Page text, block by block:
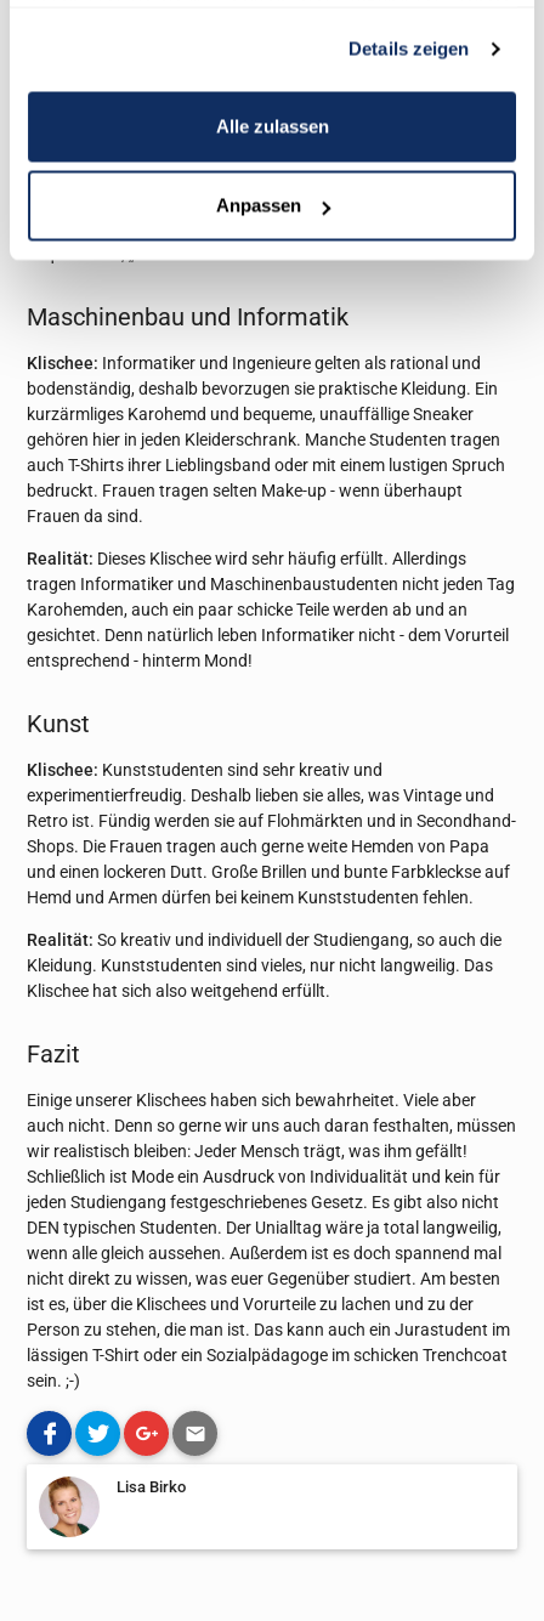
Details zeigen
Alle zulassen
Anpassen
das vergangene Rockkonzert oder Indie-Pop-Festival erinnern.
nur „Hardcore-Sandalen-Ökos“ auf. Viele kleiden sich zwar bunt
und ein bisschen ausgeflippt, aber oft sind auch „Normalos“ in
Maschinenbau und Informatik
Klischee: Informatiker und Ingenieure gelten als rational und
bodenständig, deshalb bevorzugen sie praktische Kleidung. Ein
kurzärmliges Karohemd und bequeme, unauffällige Sneaker
gehören hier in jeden Kleiderschrank. Manche Studenten tragen
auch T-Shirts ihrer Lieblingsband oder mit einem lustigen Spruch
bedruckt. Frauen tragen selten Make-up - wenn überhaupt
Frauen da sind.
Realität: Dieses Klischee wird sehr häufig erfüllt. Allerdings
tragen Informatiker und Maschinenbaustudenten nicht jeden Tag
Karohemden, auch ein paar schicke Teile werden ab und an
gesichtet. Denn natürlich leben Informatiker nicht - dem Vorurteil
entsprechend - hinterm Mond!
Kunst
Klischee: Kunststudenten sind sehr kreativ und
experimentierfreudig. Deshalb lieben sie alles, was Vintage und
Retro ist. Fündig werden sie auf Flohmärkten und in Secondhand-
Shops. Die Frauen tragen auch gerne weite Hemden von Papa
und einen lockeren Dutt. Große Brillen und bunte Farbkleckse auf
Hemd und Armen dürfen bei keinem Kunststudenten fehlen.
Realität: So kreativ und individuell der Studiengang, so auch die
Kleidung. Kunststudenten sind vieles, nur nicht langweilig. Das
Klischee hat sich also weitgehend erfüllt.
Fazit
Einige unserer Klischees haben sich bewahrheitet. Viele aber
auch nicht. Denn so gerne wir uns auch daran festhalten, müssen
wir realistisch bleiben: Jeder Mensch trägt, was ihm gefällt!
Schließlich ist Mode ein Ausdruck von Individualität und kein für
jeden Studiengang festgeschriebenes Gesetz. Es gibt also nicht
DEN typischen Studenten. Der Unialltag wäre ja total langweilig,
wenn alle gleich aussehen. Außerdem ist es doch spannend mal
nicht direkt zu wissen, was euer Gegenüber studiert. Am besten
ist es, über die Klischees und Vorurteile zu lachen und zu der
Person zu stehen, die man ist. Das kann auch ein Jurastudent im
lässigen T-Shirt oder ein Sozialpädagoge im schicken Trenchcoat
sein. ;-)
Lisa Birko